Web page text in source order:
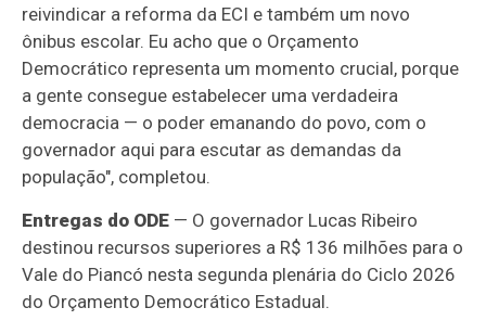
reivindicar a reforma da ECI e também um novo
ônibus escolar. Eu acho que o Orçamento
Democrático representa um momento crucial, porque
a gente consegue estabelecer uma verdadeira
democracia — o poder emanando do povo, com o
governador aqui para escutar as demandas da
população", completou.
Entregas do ODE — O governador Lucas Ribeiro
destinou recursos superiores a R$ 136 milhões para o
Vale do Piancó nesta segunda plenária do Ciclo 2026
do Orçamento Democrático Estadual.